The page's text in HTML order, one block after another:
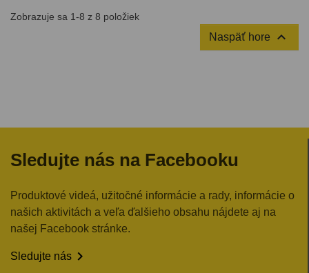
mechanikov a remeselníkov.
Zobrazuje sa 1-8 z 8 položiek
Naspäť hore 
Sledujte nás na Facebooku
Produktové videá, užitočné informácie a rady, informácie o
našich aktivitách a veľa ďalšieho obsahu nájdete aj na
našej Facebook stránke.
Sledujte nás 